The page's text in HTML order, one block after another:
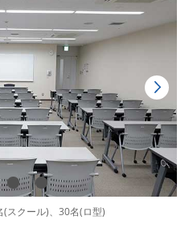
(スクール)、30名(ロ型)